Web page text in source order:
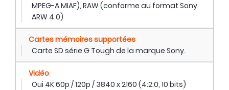
MPEG-A MIAF), RAW (conforme au format Sony
ARW 4.0)
Cartes mémoires supportées
Carte SD série G Tough de la marque Sony.
Vidéo
Oui 4K 60p / 120p / 3840 x 2160 (4:2:0, 10 bits)